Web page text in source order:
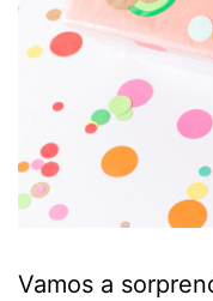
Vamos a